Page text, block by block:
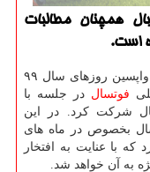
همچنان مطالبات
است.
به نقل از ایسنا، در واپسین روزهای سال ۹۹
فوتسال در جلسه با
شرکت کرد. در این
بخصوص در ماه های
که با عنایت به افتخار
به آن خواهد شد.